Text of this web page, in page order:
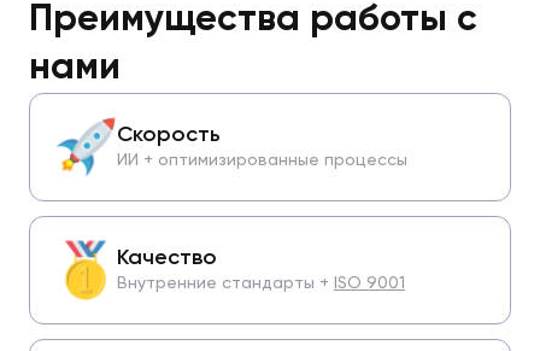
Преимущества работы с
нами
Скорость
ИИ + оптимизированные процессы
Качество
Внутренние стандарты + ISO 9001